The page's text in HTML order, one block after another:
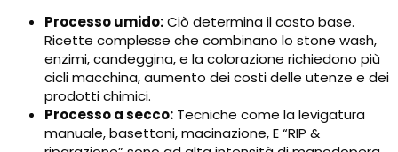
Processo umido:Ciò determina il costo base.
Ricette complesse che combinano lo stone wash,
enzimi, candeggina, e la colorazione richiedono più
cicli macchina, aumento dei costi delle utenze e dei
prodotti chimici.
Processo a secco: Tecniche come la levigatura
manuale, basettoni, macinazione, E “RIP &